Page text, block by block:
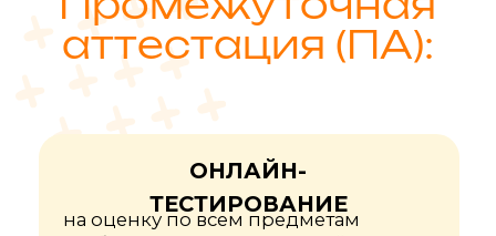
Играйте на тренажерах,
изучайте список тем и